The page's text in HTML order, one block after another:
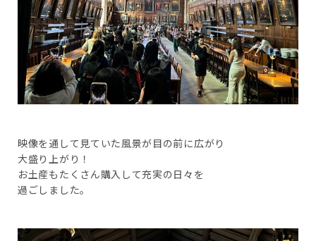
映像を通して見ていた風景が目の前に広がり
大盛り上がり！
お土産もたくさん購入して充実の日々を
過ごしました。